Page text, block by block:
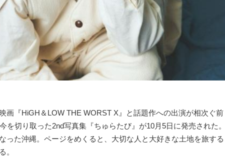
画『HiGH＆LOW THE WORST X』と話題作への出演が相次ぐ前
を切り取った2nd写真集『ちゅらたび』が10月5日に発売された。
った沖縄。ページをめくると、大切な人と大好きな土地を旅する
。